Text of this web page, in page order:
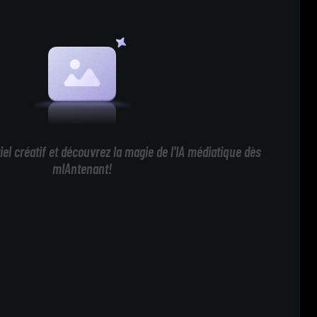
créatif et découvrez la magie de l'IA médiatique dès
mIAntenant!